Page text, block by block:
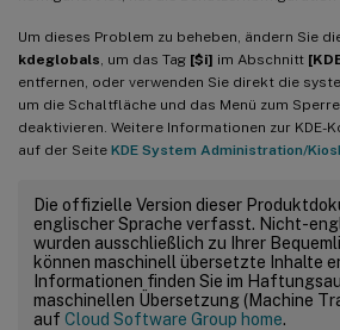
Um dieses Problem zu beheben, ändern Sie
kdeglobals , um das Tag [$i] im Abschnitt
entfernen, oder verwenden Sie direkt die
um die Schaltfläche und das Menü zum
deaktivieren. Weitere Informationen zur KDE-
auf der Seite KDE System Administration/
Die offizielle Version dieser
englischer Sprache verfasst. Nicht-
wurden ausschließlich zu Ihrer
können maschinell übersetzte Inhalte
Informationen finden Sie im
maschinellen Übersetzung (Machine
auf Cloud Software Group home.